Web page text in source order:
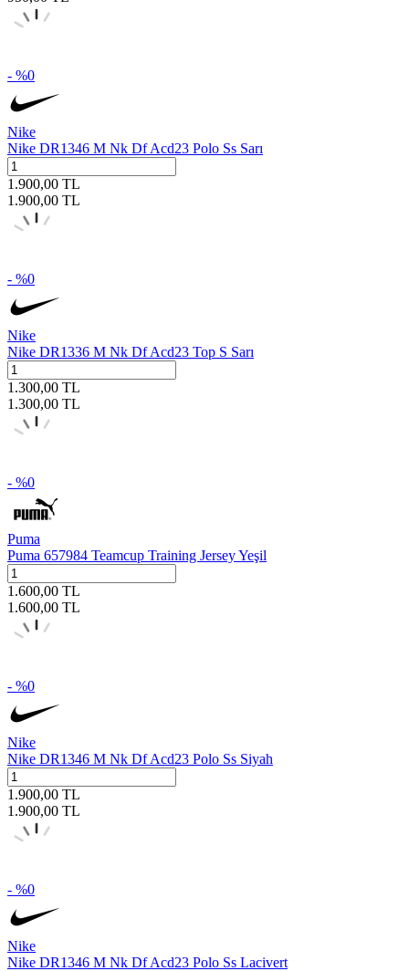
- %0
Nike
Nike DR1346 M Nk Df Acd23 Polo Ss Sarı
1.900,00 TL
1.900,00 TL
- %0
Nike
Nike DR1336 M Nk Df Acd23 Top S Sarı
1.300,00 TL
1.300,00 TL
- %0
Puma
Puma 657984 Teamcup Training Jersey Yeşil
1.600,00 TL
1.600,00 TL
- %0
Nike
Nike DR1346 M Nk Df Acd23 Polo Ss Siyah
1.900,00 TL
1.900,00 TL
- %0
Nike
Nike DR1346 M Nk Df Acd23 Polo Ss Lacivert